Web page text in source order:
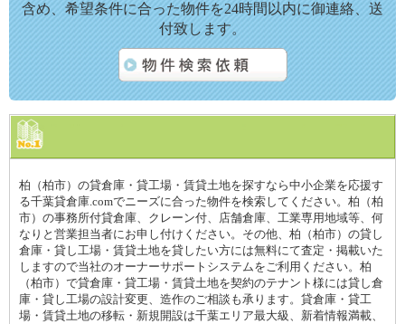
含め、希望条件に合った物件を24時間以内に御連絡、送
付致します。
柏（柏市）の貸倉庫・貸工場・賃貸土地を探すなら中小企業を応援す
る千葉貸倉庫.comでニーズに合った物件を検索してください。柏（柏
市）の事務所付貸倉庫、クレーン付、店舗倉庫、工業専用地域等、何
なりと営業担当者にお申し付けください。その他、柏（柏市）の貸し
倉庫・貸し工場・賃貸土地を貸したい方には無料にて査定・掲載いた
しますので当社のオーナーサポートシステムをご利用ください。柏
（柏市）で貸倉庫・貸工場・賃貸土地を契約のテナント様には貸し倉
庫・貸し工場の設計変更、造作のご相談も承ります。貸倉庫・貸工
場・賃貸土地の移転・新規開設は千葉エリア最大級、新着情報満載、